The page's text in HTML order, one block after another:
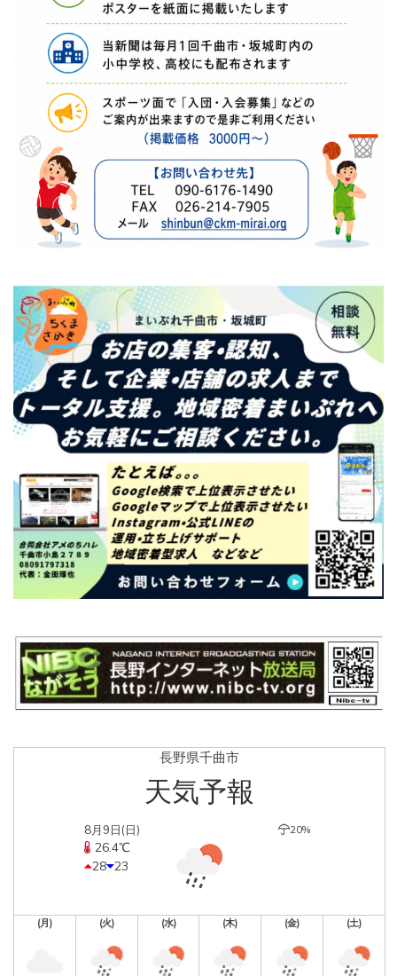
長野県千曲市
天気予報
8月9日(日)
26.4℃
28 23
20%
(月) (火) (水) (木) (金) (土)